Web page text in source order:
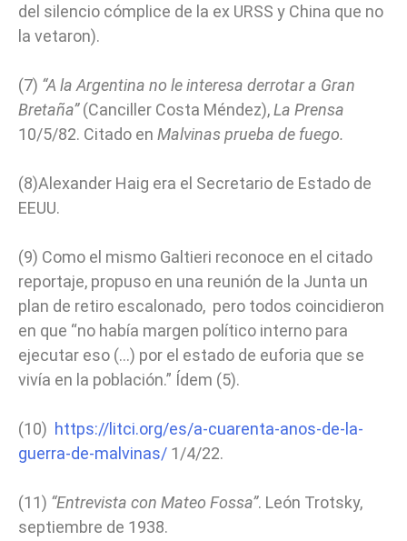
del silencio cómplice de la ex URSS y China que no
la vetaron).
(7) “A la Argentina no le interesa derrotar a Gran
Bretaña”(Canciller Costa Méndez),La Prensa
10/5/82. Citado en Malvinas prueba de fuego.
(8)Alexander Haig era el Secretario de Estado de
EEUU.
(9) Como el mismo Galtieri reconoce en el citado
reportaje, propuso en una reunión de la Junta un
plan de retiro escalonado, pero todos coincidieron
en que “no había margen político interno para
ejecutar eso (…) por el estado de euforia que se
vivía en la población.” Ídem (5).
(10) https://litci.org/es/a-cuarenta-anos-de-la-
guerra-de-malvinas/ 1/4/22.
(11) “Entrevista con Mateo Fossa”. León Trotsky,
septiembre de 1938.